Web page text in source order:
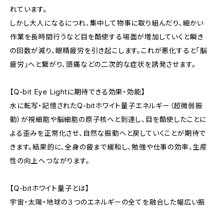
れています。
しかし大人になるにつれ、集中して物事に取り組んだり、細かい
作業を長時間行うなど目を酷使する場面が増加していくと瞬き
の回数が減り、眼精疲労を引き起こします。これが悪化すると「脳
疲労」へと繋がり、頭痛などの二次的な症状を誘発させます。
【Q-bit Eye Lightに期待できる効果・効能】
水に転写・記憶されたQ-bitホワイト量子エネルギー（超微弱振
動）が視細胞や脳細胞の原子核へと到達し、目を酷使したことに
よる歪みを正常化させ、自然な振動へと戻していくことが期待で
きます。結果的に、全身の疲まで緩和し、勉強や仕事の効率、生産
性の向上へつながります。
【Q-bitホワイト量子とは】
宇宙・太陽・地球の３つのエネルギーの全てを融合した幅広い振